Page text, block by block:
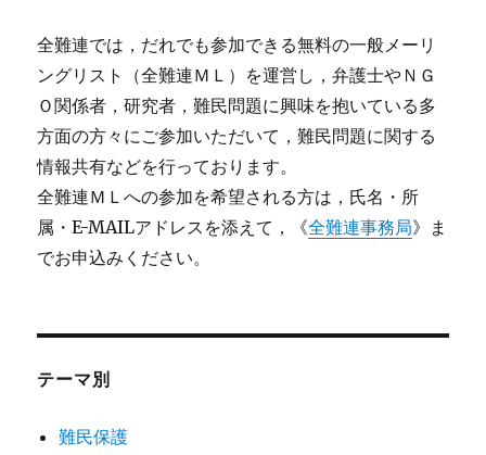
全難連では，だれでも参加できる無料の一般メーリ
ングリスト（全難連ＭＬ）を運営し，弁護士やＮＧ
Ｏ関係者，研究者，難民問題に興味を抱いている多
方面の方々にご参加いただいて，難民問題に関する
情報共有などを行っております。
全難連ＭＬへの参加を希望される方は，氏名・所
属・E-MAILアドレスを添えて，《全難連事務局》ま
でお申込みください。
テーマ別
難民保護